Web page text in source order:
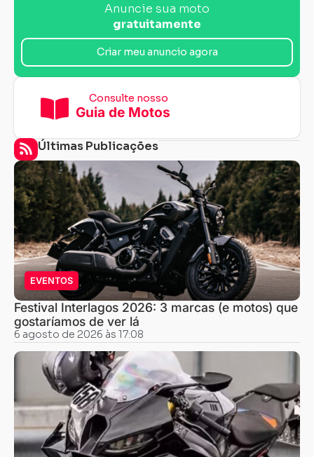
Anuncie sua moto
gratuitamente
Criar meu anuncio agora
Consulte nosso
Guia de Motos
Últimas Publicações
EVENTOS
Festival Interlagos 2026: 3 marcas (e motos) que
gostaríamos de ver lá
6 agosto de 2026 às 17:08